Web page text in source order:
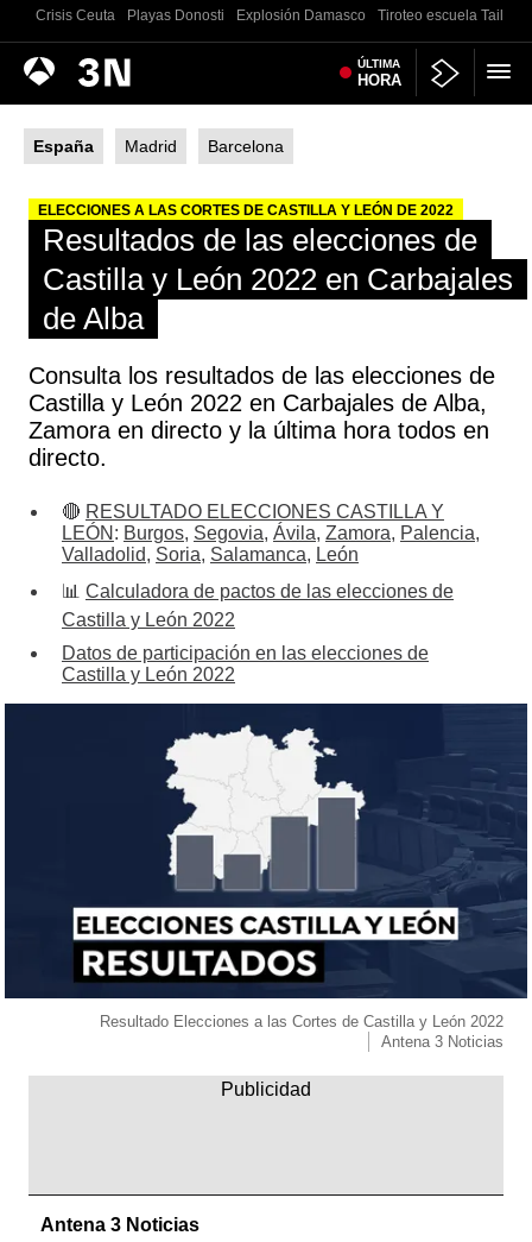
Crisis Ceuta Playas Donosti Explosión Damasco Tiroteo escuela
Antena
3
Noticias ÚLTIMA
HORA
España Madrid Barcelona
ELECCIONES A LAS CORTES DE CASTILLA Y LEÓN DE 2022
Resultados de las elecciones de
Castilla y León 2022 en Carbajales
de Alba
Consulta los resultados de las elecciones de
Castilla y León 2022 en Carbajales de Alba,
Zamora en directo y la última hora todos en
directo.
🔴 RESULTADO ELECCIONES CASTILLA Y
LEÓN : Burgos, Segovia, Ávila, Zamora, Palencia,
Valladolid, Soria, Salamanca, León
📊 Calculadora de pactos de las elecciones de
Castilla y León 2022
Datos de participación en las elecciones de
Castilla y León 2022
Resultado Elecciones a las Cortes de Castilla y León 2022
Antena 3 Noticias
Antena 3 Noticias